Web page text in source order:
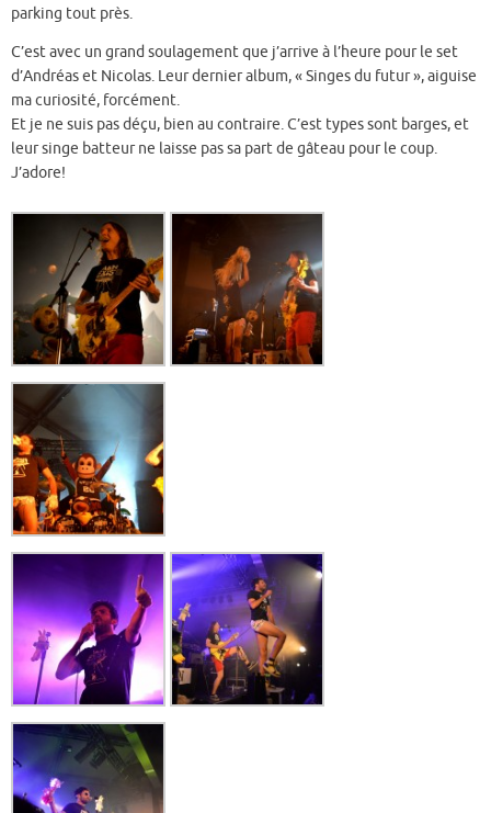
parking tout près.
C’est avec un grand soulagement que j’arrive à l’heure pour le set
d’Andréas et Nicolas. Leur dernier album, « Singes du futur », aiguise
ma curiosité, forcément.
Et je ne suis pas déçu, bien au contraire. C’est types sont barges, et
leur singe batteur ne laisse pas sa part de gâteau pour le coup.
J’adore!